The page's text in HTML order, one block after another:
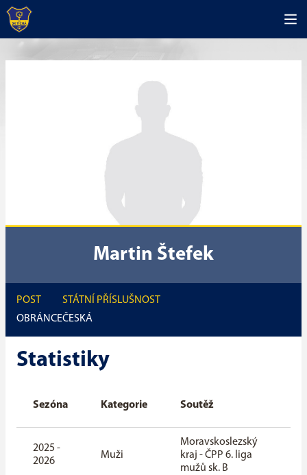
Martin Štefek
POST
OBRÁNCE
STÁTNÍ PŘÍSLUŠNOST
ČESKÁ
Statistiky
Sezóna Kategorie Soutěž
2025 -
2026
Muži
Moravskoslezský
kraj - ČPP 6. liga
mužů sk. B